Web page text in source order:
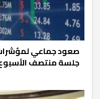
صعود جماعي
جلسة منتصف